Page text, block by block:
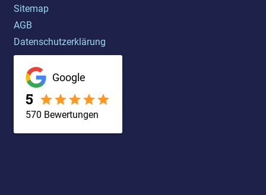
Sitemap
AGB
Datenschutzerklärung
Google
5
570 Bewertungen